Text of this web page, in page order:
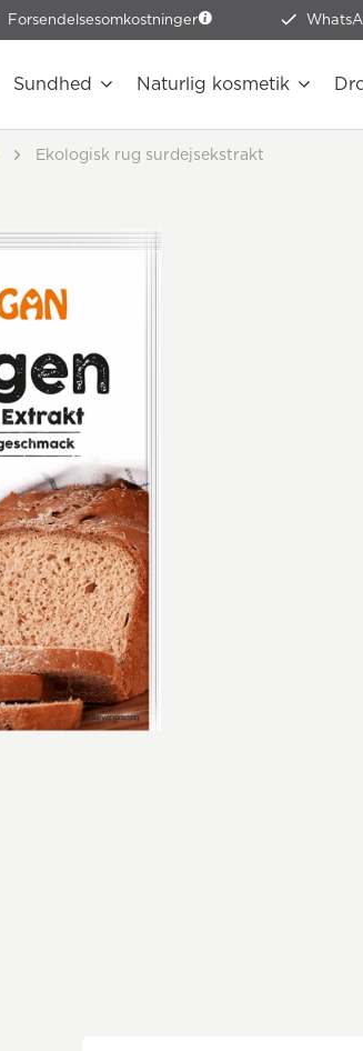
Forsendelsesomkostninger
Sundhed Naturlig kosmetik
Ekologisk rug surdejsekstrakt